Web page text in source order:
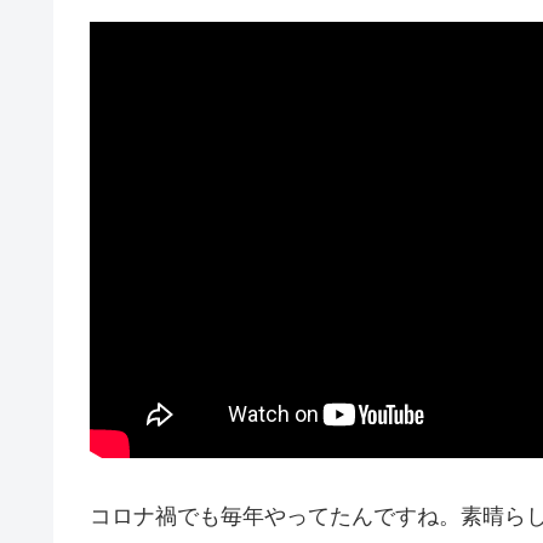
コロナ禍でも毎年やってたんですね。素晴ら